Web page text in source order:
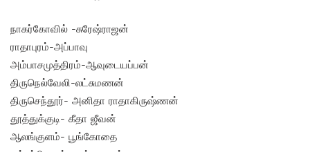
நாகர்கோவில் -சுரேஷ்ராஜன்
ராதாபுரம்-அப்பாவு
அம்பாசமுத்திரம்-ஆவுடையப்பன்
திருநெல்வேலி-லட்சுமணன்
திருசெந்தூர்- அனிதா ராதாகிருஷ்ணன்
தூத்துக்குடி- கீதா ஜீவன்
ஆலங்குளம்- பூங்கோதை